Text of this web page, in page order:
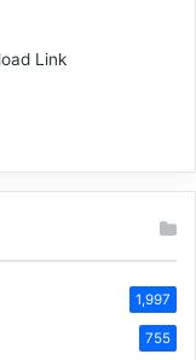
Link
1,997
755